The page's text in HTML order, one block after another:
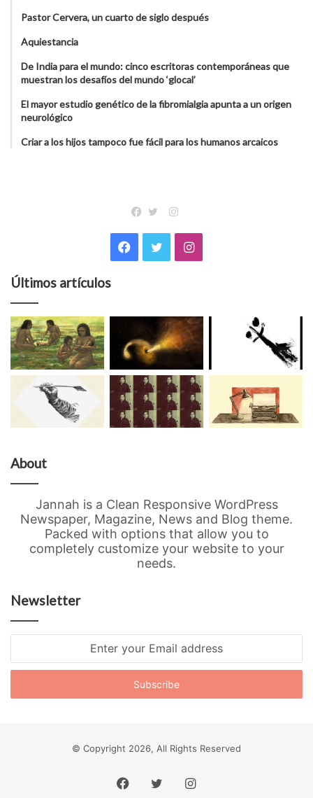
Pastor Cervera, un cuarto de siglo después
Aquiestancia
De India para el mundo: cinco escritoras contemporáneas que
muestran los desafíos del mundo ‘glocal’
El mayor estudio genético de la fibromialgia apunta a un origen
neurológico
Criar a los hijos tampoco fue fácil para los humanos arcaicos
Instagram
Facebook
TwitterInstagram
Últimos artículos
About
Jannah is a Clean Responsive WordPress
Newspaper, Magazine, News and Blog theme.
Packed with options that allow you to
completely customize your website to your
needs.
Newsletter
Email
© Copyright 2026, All Rights Reserved
Facebook
TwitterInstagram